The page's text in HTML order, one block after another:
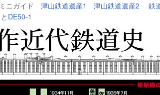
ニガイド 津山鉄道遺産1 津山鉄道遺産2
鉄
DE50-1